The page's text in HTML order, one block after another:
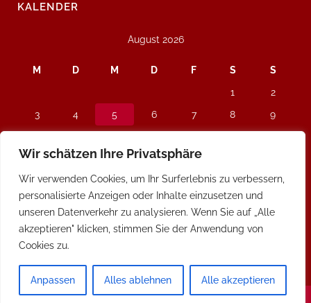
Wir schätzen Ihre Privatsphäre
Wir verwenden Cookies, um Ihr Surferlebnis zu verbessern,
personalisierte Anzeigen oder Inhalte einzusetzen und
unseren Datenverkehr zu analysieren. Wenn Sie auf „Alle
akzeptieren" klicken, stimmen Sie der Anwendung von
Cookies zu.
Anpassen Alles ablehnen Alle akzeptieren
KALENDER
August 2026
M D M D F S
S
1
2
3
4 5 6 7 8
9
17
18 19 20 21
24
25 26 27 28 29
30
« Jan.
© Copyright LUMOMED 2016